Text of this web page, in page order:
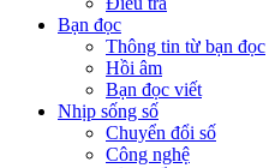
Bạn đọc
Thông tin từ bạn đọc
Hồi âm
Bạn đọc viết
Nhịp sống số
Chuyển đổi số
Công nghệ